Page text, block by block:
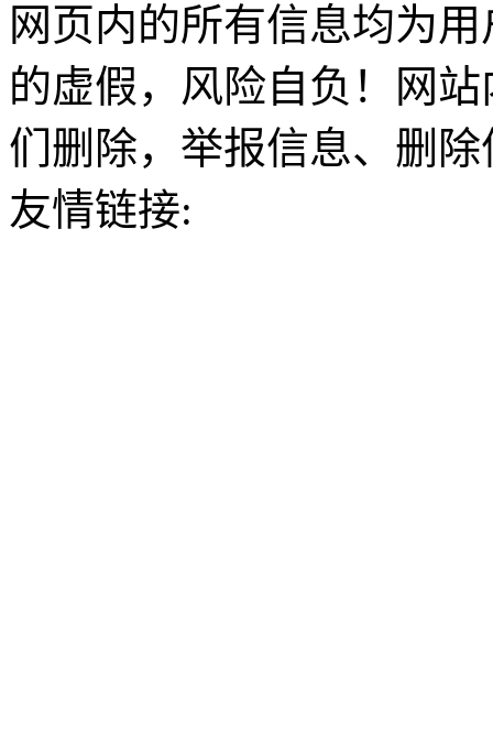
网页内的所有信息均为
的虚假，风险自负！网
们删除，举报信息、删
友情链接: